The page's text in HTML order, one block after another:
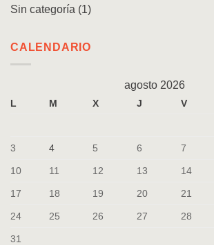
Sin categoría (1)
CALENDARIO
agosto 2026
L M X J V
3 4 5 6 7
10 11 12 13 14
17 18 19 20 21
24 25 26 27 28
31